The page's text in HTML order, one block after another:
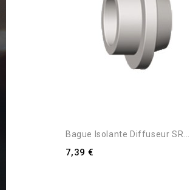
Bague Isolante Diffuseur SR...
7,39 €